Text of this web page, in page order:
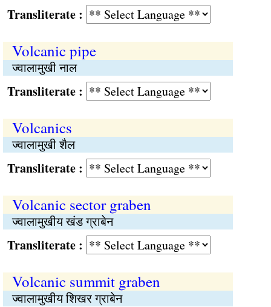
:
Volcanic pipe
ज्वालामुखी नाल
:
Volcanics
ज्वालामुखी शैल
:
Volcanic sector graben
ज्वालामुखीय खंड ग्राबेन
:
Volcanic summit graben
ज्वालामुखीय शिखर ग्राबेन